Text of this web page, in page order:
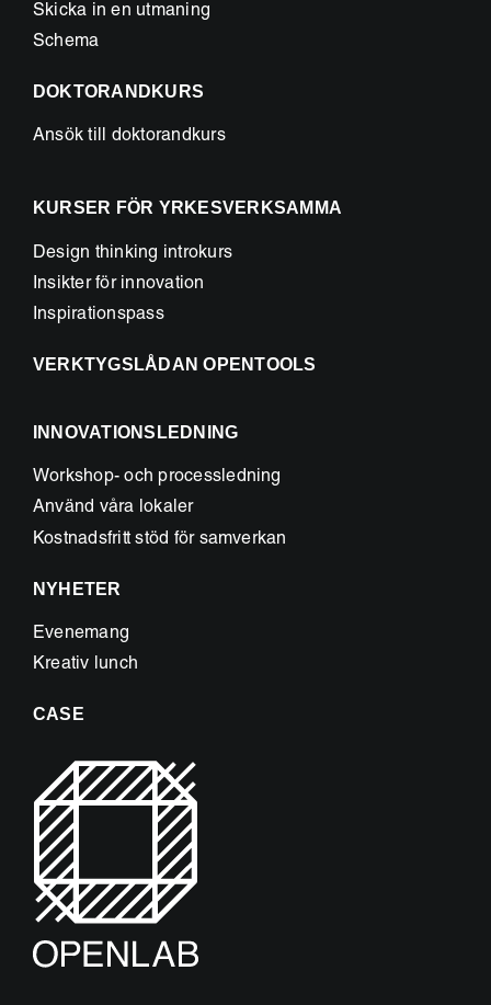
Skicka in en utmaning
Schema
DOKTORANDKURS
Ansök till doktorandkurs
KURSER FÖR YRKESVERKSAMMA
Design thinking introkurs
Insikter för innovation
Inspirationspass
VERKTYGSLÅDAN OPENTOOLS
INNOVATIONSLEDNING
Workshop- och processledning
Använd våra lokaler
Kostnadsfritt stöd för samverkan
NYHETER
Evenemang
Kreativ lunch
CASE